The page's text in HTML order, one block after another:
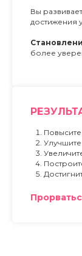
Вы
достижения
более